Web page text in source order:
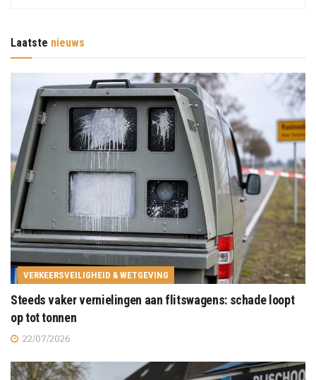
Laatste nieuws
VERKEERSVEILIGHEID & WETGEVING
Steeds vaker vernielingen aan flitswagens: schade loopt
op tot tonnen
22/07/2026